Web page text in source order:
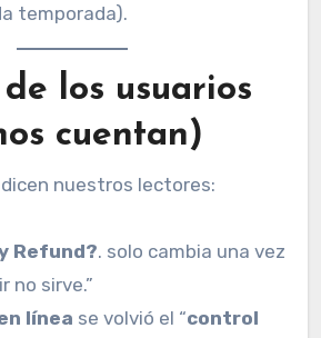
temporada).
los usuarios
cuentan)
nuestros lectores:
Refund?. solo cambia una vez
no sirve.”
línea se volvió el “control